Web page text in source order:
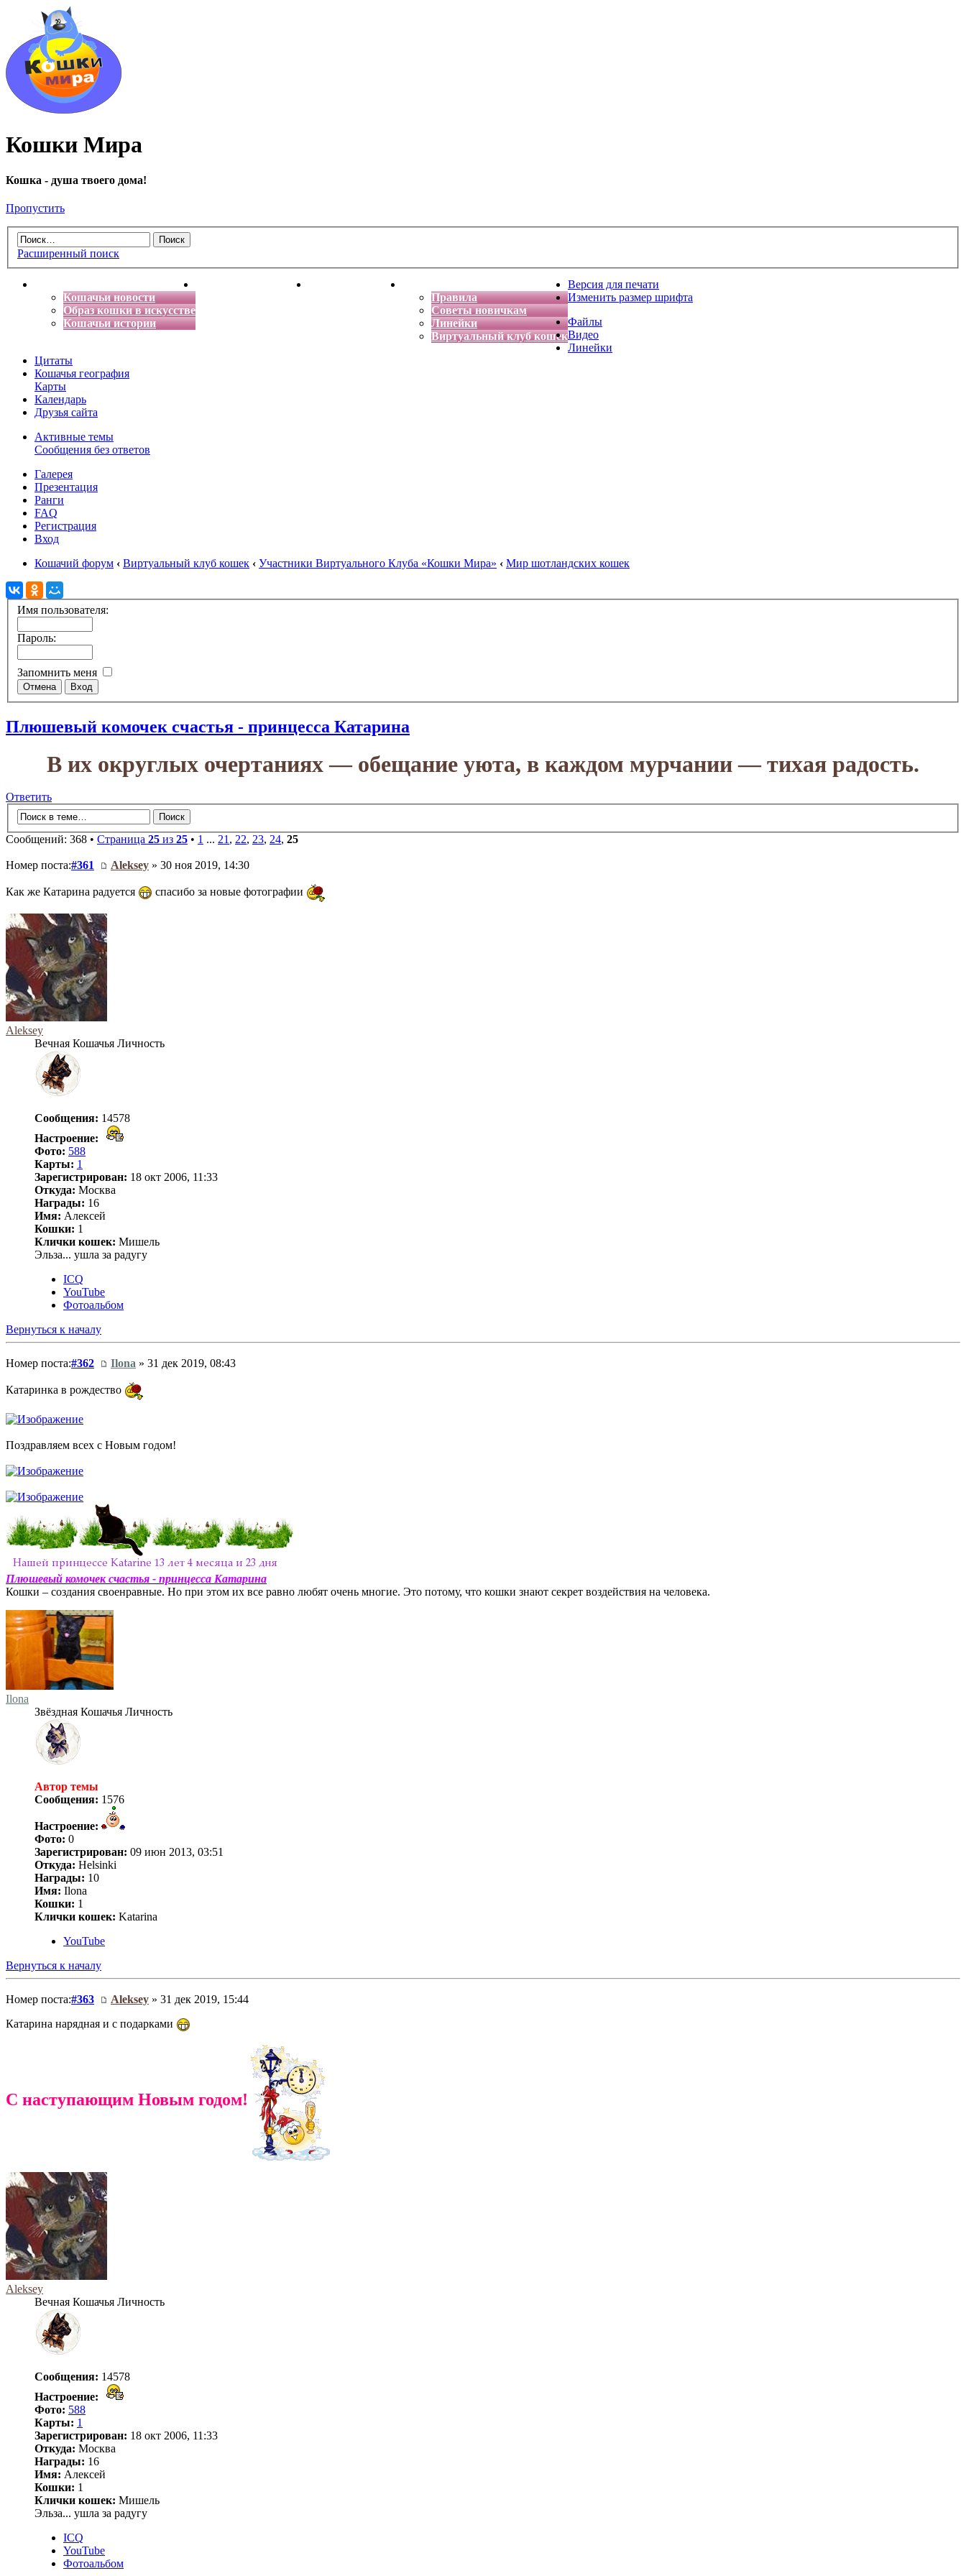
Кошки Мира
Кошка - душа твоего дома!
Пропустить
Расширенный поиск
Кошачьи новости
Образ кошки в искусстве
Кошачьи истории
Энциклопедия кошек Детская фантазия
Правила
Советы новичкам
Линейки
Виртуальный клуб кошек
Версия для печати
Изменить размер шрифта
Файлы
Видео
Линейки
Цитаты
Кошачья география
Карты
Календарь
Друзья сайта
Активные темы
Сообщения без ответов
Галерея
Презентация
Ранги
FAQ
Регистрация
Вход
Кошачий форум ‹ Виртуальный клуб кошек ‹ Участники Виртуального Клуба «Кошки Мира» ‹ Мир шотландских кошек
Имя пользователя:
Пароль:
Запомнить меня
Плюшевый комочек счастья - принцесса Катарина
В их округлых очертаниях — обещание уюта, в каждом мурчании — тихая радость.
Ответить
Сообщений: 368 • Страница 25 из 25 • 1 ... 21 , 22, 23, 24, 25
Номер поста:#361 Aleksey » 30 ноя 2019, 14:30
Как же Катарина радуется спасибо за новые фотографии
Aleksey
Вечная Кошачья Личность
Сообщения: 14578
Настроение:
Фото: 588
Карты: 1
Зарегистрирован: 18 окт 2006, 11:33
Откуда: Москва
Награды: 16
Имя: Алексей
Кошки: 1
Клички кошек: Мишель
Эльза... ушла за радугу
ICQ
YouTube
Фотоальбом
Вернуться к началу
Номер поста:#362 Ilona » 31 дек 2019, 08:43
Катаринка в рождество
Поздравляем всех с Новым годом!
Плюшевый комочек счастья - принцесса Катарина
Кошки – создания своенравные. Но при этом их все равно любят очень многие. Это потому, что кошки знают секрет воздействия на человека.
Ilona
Звёздная Кошачья Личность
Автор темы
Сообщения: 1576
Настроение:
Фото: 0
Зарегистрирован: 09 июн 2013, 03:51
Откуда: Helsinki
Награды: 10
Имя: Ilona
Кошки: 1
Клички кошек: Katarina
YouTube
Вернуться к началу
Номер поста:#363 Aleksey » 31 дек 2019, 15:44
Катарина нарядная и с подарками
С наступающим Новым годом!
Aleksey
Вечная Кошачья Личность
Сообщения: 14578
Настроение:
Фото: 588
Карты: 1
Зарегистрирован: 18 окт 2006, 11:33
Откуда: Москва
Награды: 16
Имя: Алексей
Кошки: 1
Клички кошек: Мишель
Эльза... ушла за радугу
ICQ
YouTube
Фотоальбом